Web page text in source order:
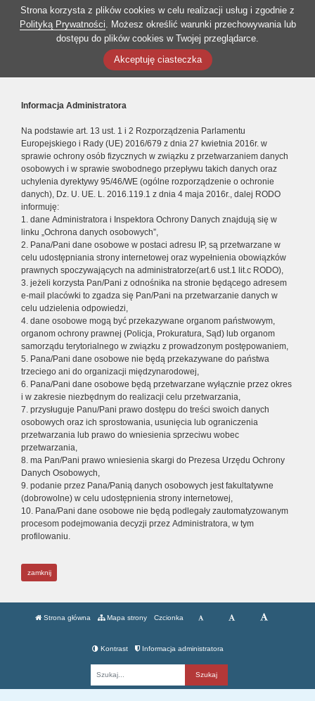
Strona korzysta z plików cookies w celu realizacji usług i zgodnie z
Polityką Prywatności. Możesz określić warunki przechowywania lub
dostępu do plików cookies w Twojej przeglądarce.
Akceptuję ciasteczka
Informacja Administratora
Na podstawie art. 13 ust. 1 i 2 Rozporządzenia Parlamentu
Europejskiego i Rady (UE) 2016/679 z dnia 27 kwietnia 2016r. w
sprawie ochrony osób fizycznych w związku z przetwarzaniem danych
osobowych i w sprawie swobodnego przepływu takich danych oraz
uchylenia dyrektywy 95/46/WE (ogólne rozporządzenie o ochronie
danych), Dz. U. UE. L. 2016.119.1 z dnia 4 maja 2016r., dalej RODO
informuję:
1. dane Administratora i Inspektora Ochrony Danych znajdują się w
linku „Ochrona danych osobowych”,
2. Pana/Pani dane osobowe w postaci adresu IP, są przetwarzane w
celu udostępniania strony internetowej oraz wypełnienia obowiązków
prawnych spoczywających na administratorze(art.6 ust.1 lit.c RODO),
3. jeżeli korzysta Pan/Pani z odnośnika na stronie będącego adresem
e-mail placówki to zgadza się Pan/Pani na przetwarzanie danych w
celu udzielenia odpowiedzi,
4. dane osobowe mogą być przekazywane organom państwowym,
organom ochrony prawnej (Policja, Prokuratura, Sąd) lub organom
samorządu terytorialnego w związku z prowadzonym postępowaniem,
5. Pana/Pani dane osobowe nie będą przekazywane do państwa
trzeciego ani do organizacji międzynarodowej,
6. Pana/Pani dane osobowe będą przetwarzane wyłącznie przez okres
i w zakresie niezbędnym do realizacji celu przetwarzania,
7. przysługuje Panu/Pani prawo dostępu do treści swoich danych
osobowych oraz ich sprostowania, usunięcia lub ograniczenia
przetwarzania lub prawo do wniesienia sprzeciwu wobec
przetwarzania,
8. ma Pan/Pani prawo wniesienia skargi do Prezesa Urzędu Ochrony
Danych Osobowych,
9. podanie przez Pana/Panią danych osobowych jest fakultatywne
(dobrowolne) w celu udostępnienia strony internetowej,
10. Pana/Pani dane osobowe nie będą podlegały zautomatyzowanym
procesom podejmowania decyzji przez Administratora, w tym
profilowaniu.
zamknij
Strona główna Mapa strony Czcionka
Kontrast Informacja administratora